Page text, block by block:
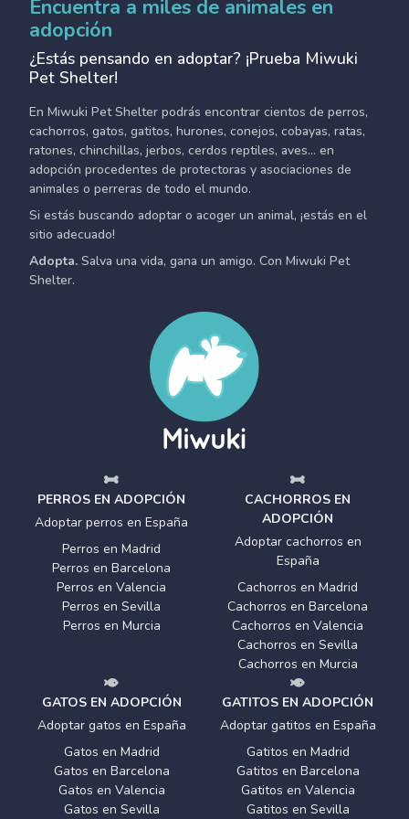
Encuentra a miles de animales en
adopción
¿Estás pensando en adoptar? ¡Prueba Miwuki
Pet Shelter!
En Miwuki Pet Shelter podrás encontrar cientos de perros,
cachorros, gatos, gatitos, hurones, conejos, cobayas, ratas,
ratones, chinchillas, jerbos, cerdos reptiles, aves... en
adopción procedentes de protectoras y asociaciones de
animales o perreras de todo el mundo.
Si estás buscando adoptar o acoger un animal, ¡estás en el
sitio adecuado!
Adopta. Salva una vida, gana un amigo. Con Miwuki Pet
Shelter.
PERROS EN ADOPCIÓN
Adoptar perros en España
Perros en Madrid
Perros en Barcelona
Perros en Valencia
Perros en Sevilla
Perros en Murcia
CACHORROS EN
ADOPCIÓN
Adoptar cachorros en
España
Cachorros en Madrid
Cachorros en Barcelona
Cachorros en Valencia
Cachorros en Sevilla
Cachorros en Murcia
GATOS EN ADOPCIÓN
Adoptar gatos en España
Gatos en Madrid
Gatos en Barcelona
Gatos en Valencia
Gatos en Sevilla
GATITOS EN ADOPCIÓN
Adoptar gatitos en España
Gatitos en Madrid
Gatitos en Barcelona
Gatitos en Valencia
Gatitos en Sevilla